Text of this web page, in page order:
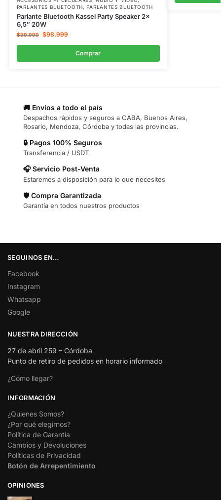
PARLANTES BLUETOOTH,PARLANTES BLUETOOTH
Parlante Bluetooth Kassel Party Speaker 2x
6,5″ 20W
$99.999 $98.999
Comprar
🚚 Envíos a todo el país
Despachos rápidos y seguros a CABA, Buenos Aires,
Rosario, Mendoza, Córdoba y todas las provincias.
🔒 Pagos 100% Seguros
Transferencia / USDT
🎧 Servicio Post-Venta
Estaremos a disposición para lo que necesites
🛡️ Compra Garantizada
Garantía en todos nuestros productos
SEGUINOS EN…
Facebook
Instagram
Whatsapp
Google
NUESTRA DIRECCIÓN
27 de abril 259 – Córdoba
Punto de retiro de pedidos en horario informado
¿Cómo llegar?
INFORMACIÓN
¿Quienes Somos?
¿Por qué elegirnos?
Política de Garantía
Cambios y Devoluciones
Políticas de Privacidad
Botón de Arrepentimiento
OPINIONES